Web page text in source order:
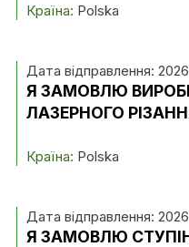
Країна: Polska
Дата відправлення:
Я ЗАМОВЛЮ
ЛАЗЕРНОГО
Країна: Polska
Дата відправлення:
Я ЗАМОВЛЮ